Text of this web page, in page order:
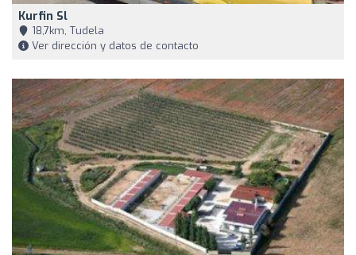
Kurfin Sl
18,7km, Tudela
Ver dirección y datos de contacto